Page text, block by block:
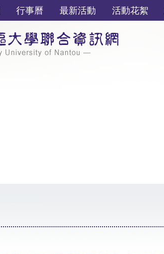
行事曆 最新活動 活動花絮